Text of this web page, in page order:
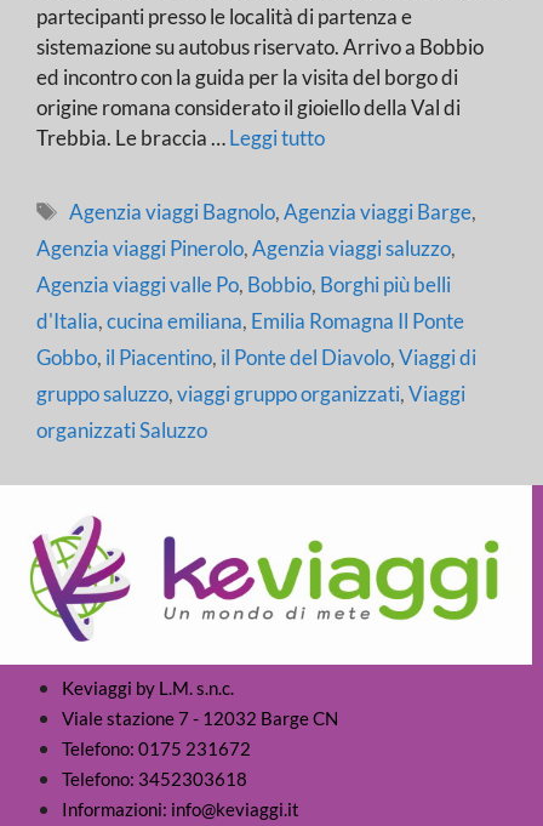
partecipanti presso le località di partenza e
sistemazione su autobus riservato. Arrivo a Bobbio
ed incontro con la guida per la visita del borgo di
origine romana considerato il gioiello della Val di
Trebbia. Le braccia …Leggi tutto
Tag
Agenzia viaggi Bagnolo,Agenzia viaggi Barge,
Agenzia viaggi Pinerolo,Agenzia viaggi saluzzo,
Agenzia viaggi valle Po, Bobbio, Borghi più belli
d'Italia,cucina emiliana, Emilia Romagna Il Ponte
Gobbo, il Piacentino, il Ponte del Diavolo,Viaggi di
gruppo saluzzo,viaggi gruppo organizzati,Viaggi
organizzati Saluzzo
Keviaggi by L.M. s.n.c.
Viale stazione 7 - 12032 Barge CN
Telefono: 0175 231672
Telefono: 3452303618
Informazioni: info@keviaggi.it